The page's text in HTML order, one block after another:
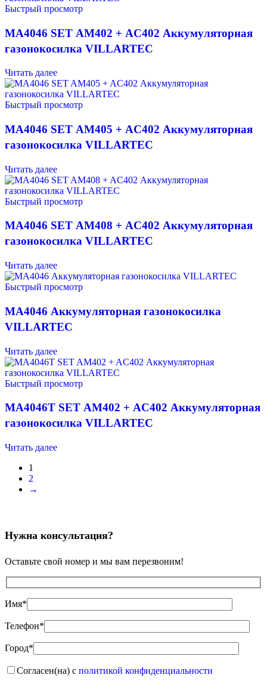
Быстрый просмотр
MA4046 SET AM402 + AC402 Аккумуляторная
газонокосилка VILLARTEC
Читать далее
Быстрый просмотр
MA4046 SET AM405 + AC402 Аккумуляторная
газонокосилка VILLARTEC
Читать далее
Быстрый просмотр
MA4046 SET AM408 + AC402 Аккумуляторная
газонокосилка VILLARTEC
Читать далее
Быстрый просмотр
MA4046 Аккумуляторная газонокосилка
VILLARTEC
Читать далее
Быстрый просмотр
MA4046T SET AM402 + AC402 Аккумуляторная
газонокосилка VILLARTEC
Читать далее
1
2
→
Нужна консультация?
Оставьте свой номер и мы вам перезвоним!
Имя*
Телефон*
Город*
Согласен(на) с политикой конфиденциальности